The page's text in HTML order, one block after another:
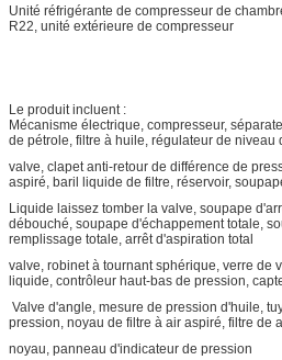
Unité réfrigérante de compresseur de
R22, unité extérieure de compresseur
Le produit incluent :
Mécanisme électrique, compresseur,
de pétrole, filtre à huile, régulateur de niveau
valve, clapet anti-retour de différence de
aspiré, baril liquide de filtre, réservoir,
Liquide laissez tomber la valve, soupape
débouché, soupape d'échappement totale,
remplissage totale, arrêt d'aspiration total
valve, robinet à tournant sphérique, verre de
liquide, contrôleur haut-bas de pression,
Valve d'angle, mesure de pression d'huile,
pression, noyau de filtre à air aspiré, filtre de
noyau, panneau d'indicateur de pression